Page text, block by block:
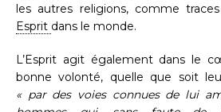
les autres religions, comme
Esprit dans le monde.
L’Esprit agit également dans le
bonne volonté, quelle que soit
« par des voies connues de lui